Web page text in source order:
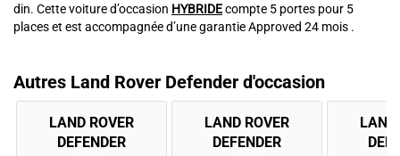
din. Cette voiture d’occasion HYBRIDEcompte 5 portes pour 5
places et est accompagnée d’une garantie Approved 24 mois .
Autres Land Rover Defender d'occasion
LAND ROVER
DEFENDER
LAND ROVER
DEFENDER
LAND